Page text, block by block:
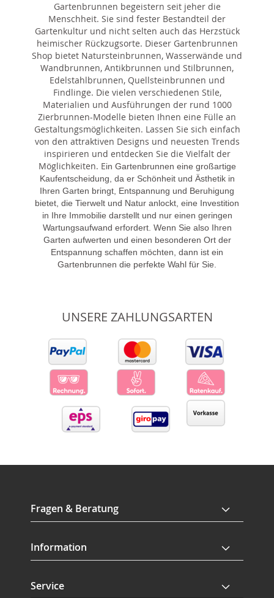
Gartenbrunnen begeistern seit jeher die
Menschheit. Sie sind fester Bestandteil der
Gartenkultur und nicht selten auch das Herzstück
heimischer Rückzugsorte. Dieser Gartenbrunnen
Shop bietet Natursteinbrunnen, Wasserwände und
Wandbrunnen, Antikbrunnen und Stilbrunnen,
Edelstahlbrunnen, Quellsteinbrunnen und
Findlinge. Die vielen verschiedenen Stile,
Materialien und Ausführungen der rund 1000
Zierbrunnen-Modelle bieten Ihnen eine Fülle an
Gestaltungsmöglichkeiten. Lassen Sie sich einfach
von den attraktiven Designs und neuesten Trends
inspirieren und entdecken Sie die Vielfalt der
Möglichkeiten. Ein Gartenbrunnen eine großartige
Kaufentscheidung, da er Schönheit und Ästhetik in
Ihren Garten bringt, Entspannung und Beruhigung
bietet, die Tierwelt und Natur anlockt, eine Investition
in Ihre Immobilie darstellt und nur einen geringen
Wartungsaufwand erfordert. Wenn Sie also Ihren
Garten aufwerten und einen besonderen Ort der
Entspannung schaffen möchten, dann ist ein
Gartenbrunnen die perfekte Wahl für Sie.
UNSERE ZAHLUNGSARTEN
Fragen & Beratung
Information
Service